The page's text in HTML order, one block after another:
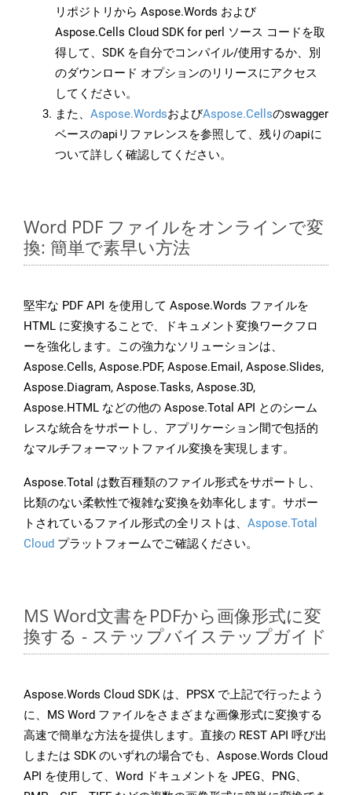
リポジトリから Aspose.Words および
Aspose.Cells Cloud SDK for perl ソース コードを取
得して、SDK を自分でコンパイル/使用するか、別
のダウンロード オプションのリリースにアクセス
してください。
また、 Aspose.WordsおよびAspose.Cellsのswagger
ベースのapiリファレンスを参照して、残りのapiに
ついて詳しく確認してください。
Word PDF ファイルをオンラインで変
換: 簡単で素早い方法
堅牢な PDF API を使用して Aspose.Words ファイルを
HTML に変換することで、ドキュメント変換ワークフロ
ーを強化します。この強力なソリューションは、
Aspose.Cells, Aspose.PDF, Aspose.Email, Aspose.Slides,
Aspose.Diagram, Aspose.Tasks, Aspose.3D,
Aspose.HTML などの他の Aspose.Total API とのシーム
レスな統合をサポートし、アプリケーション間で包括的
なマルチフォーマットファイル変換を実現します。
Aspose.Total は数百種類のファイル形式をサポートし、
比類のない柔軟性で複雑な変換を効率化します。サポー
トされているファイル形式の全リストは、 Aspose.Total
Cloud プラットフォームでご確認ください。
MS Word文書をPDFから画像形式に変
換する - ステップバイステップガイド
Aspose.Words Cloud SDK は、PPSX で上記で行ったよう
に、MS Word ファイルをさまざまな画像形式に変換する
高速で簡単な方法を提供します。直接の REST API 呼び出
しまたは SDK のいずれの場合でも、Aspose.Words Cloud
API を使用して、Word ドキュメントを JPEG、PNG、